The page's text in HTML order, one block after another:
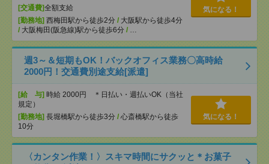
[交通費]全額支給
[勤務地] 西梅田駅から徒歩2分 / 大阪駅から徒歩4分
/ 大阪梅田(阪急線)駅から徒歩6分 / …
気になる！
週3～＆短期もOK！バックオフィス業務〇高時給
2000円！交通費別途支給[派遣]
[給 与] 時給 2000円 ＊日払い・週払いOK（当社
規定）
[勤務地] 長堀橋駅から徒歩3分 / 心斎橋駅から徒歩
10分
気になる！
〈カンタン作業！〉スキマ時間にサクッと＊お菓子